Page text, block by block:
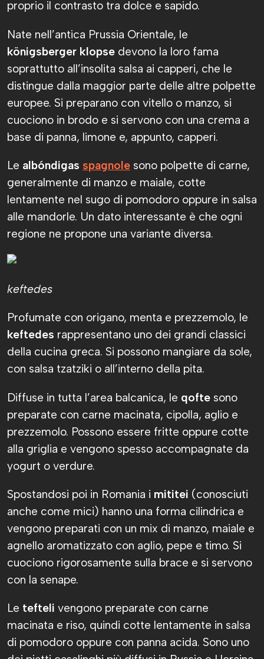
proprio il contrasto tra dolce e sapido.
Nate nell’antica Prussia Orientale, le
königsberger klopse devono la loro fama
soprattutto all’insolita salsa ai capperi, che le
distingue dalla maggior parte delle altre polpette
europee. Si preparano con vitello o manzo, si
cuociono in brodo e si servono con una crema a
base di panna, limone e, appunto, capperi.
Le albóndigas spagnole sono polpette di carne,
generalmente di manzo e maiale, cotte
lentamente nel sugo di pomodoro oppure in salsa
alle mandorle. Un dato interessante è che ogni
regione ne propone una variante diversa.
keftedes
Profumate con origano, menta e prezzemolo, le
keftedes rappresentano uno dei grandi classici
della cucina greca. Si possono mangiare da sole,
con salsa tzatziki o all’interno della pita.
Diffuse in tutta l’area balcanica, le qofte sono
preparate con carne macinata, cipolla, aglio e
prezzemolo. Possono essere fritte oppure cotte
alla griglia e vengono spesso accompagnate da
yogurt o verdure.
Spostandosi poi in Romania i mititei (conosciuti
anche come mici) hanno una forma cilindrica e
vengono preparati con un mix di manzo, maiale e
agnello aromatizzato con aglio, pepe e timo. Si
cuociono rigorosamente sulla brace e si servono
con la senape.
Le tefteli vengono preparate con carne
macinata e riso, quindi cotte lentamente in salsa
di pomodoro oppure con panna acida. Sono uno